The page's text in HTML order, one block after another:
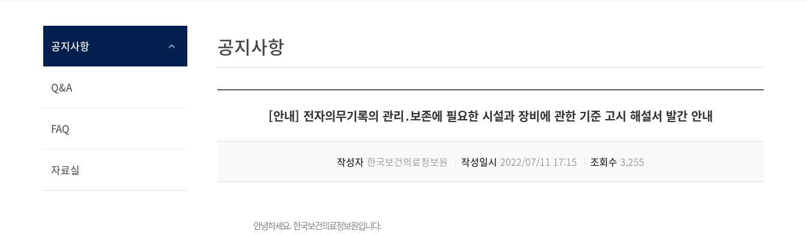
공지사항
Q&A
FAQ
자료실
공지사항
[안내] 전자의무기록의 관리․보존에 필요한 시설과 장비에 관한 기준 고시 해설서 발간 안내
작성자 한국보건의료정보원 작성일시 2022/07/11 17:15 조회수 3,255
안녕하세요. 한국보건의료정보원입니다.